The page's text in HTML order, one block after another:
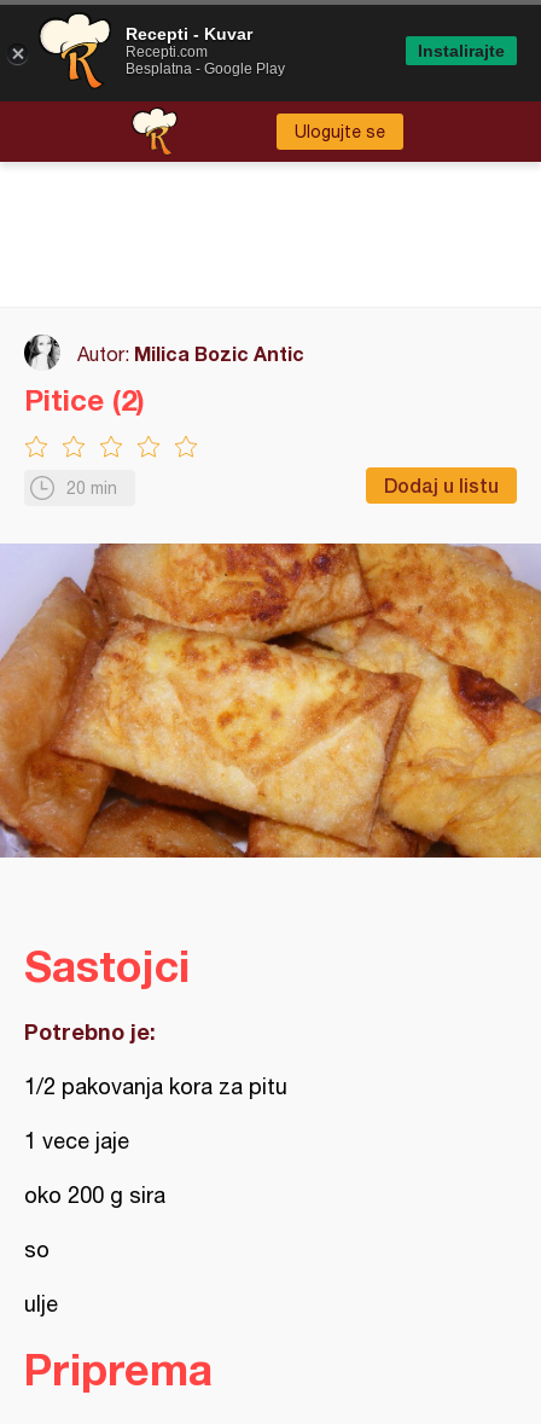
Ulogujte se
Autor: Milica Bozic Antic
20 min Dodaj u listu
Pitice (2)
Sastojci
Potrebno je:
1/2 pakovanja kora za pitu
1 vece jaje
oko 200 g sira
so
ulje
Priprema
Recepti - Kuvar
Recepti.com
Besplatna - Google Play
Instalirajte